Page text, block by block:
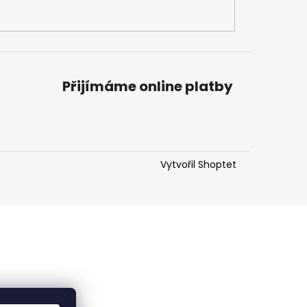
Přijímáme online platby
Vytvořil Shoptet